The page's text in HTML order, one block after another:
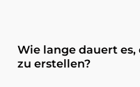
Wie lange dauert
zu erstellen?